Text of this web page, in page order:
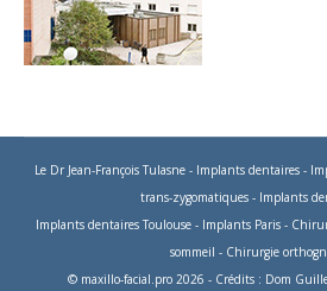
Le Dr Jean-François Tulasne - Implants dentaires -
trans-zygomatiques - Implants
Implants dentaires Toulouse- Implants Paris-
sommeil - Chirurgie
© maxillo-facial.pro 2026 - Crédits : Dom